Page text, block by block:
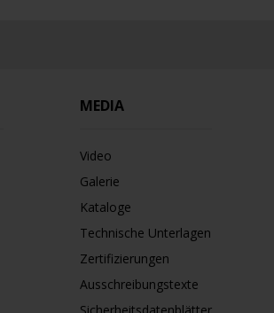
MEDIA
Video
Galerie
Kataloge
Technische Unterlagen
Zertifizierungen
Ausschreibungstexte